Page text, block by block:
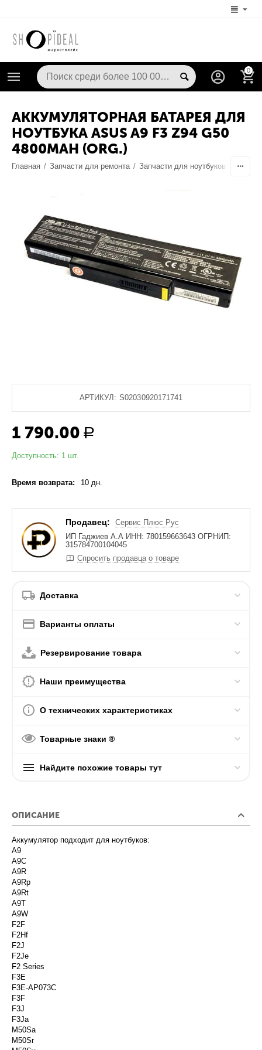
0
АККУМУЛЯТОРНАЯ БАТАРЕЯ ДЛЯ
НОУТБУКА ASUS A9 F3 Z94 G50
4800MAH (ORG.)
Главная / Запчасти для ремонта / Запчасти для ноутбуков
АРТИКУЛ: S02030920171741
1 790.00 Р
Доступность: 1 шт.
Время возврата: 10 дн.
Продавец:
Сервис Плюс Рус
ИП Гаджиев А.А ИНН: 780159663643 ОГРНИП:
315784700104045
Спросить продавца о товаре
Доставка
Варианты оплаты
Резервирование товара
Наши преимущества
О технических характеристиках
Товарные знаки ®
Найдите похожие товары тут
ОПИСАНИЕ
Аккумулятор подходит для ноутбуков:
A9
A9C
A9R
A9Rp
A9Rt
A9T
A9W
F2F
F2Hf
F2J
F2Je
F2 Series
F3E
F3E-AP073C
F3F
F3J
F3Ja
M50Sa
M50Sr